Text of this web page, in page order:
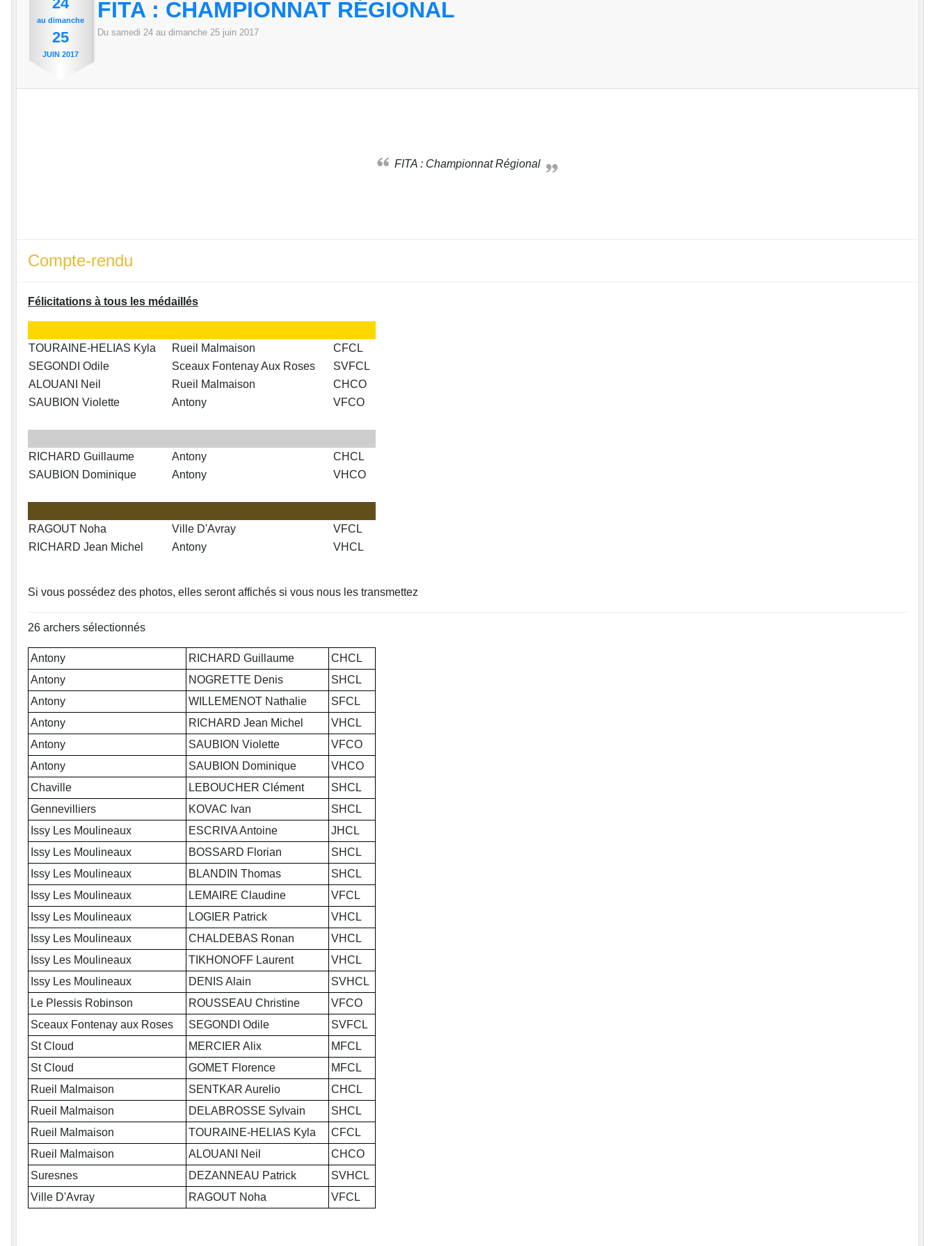
au dimanche
25
JUIN 2017
FITA : CHAMPIONNAT RÉGIONAL
Du samedi 24 au dimanche 25 juin 2017
FITA : Championnat Régional
Compte-rendu
Félicitations à tous les médaillés
TOURAINE-HELIAS Kyla Rueil Malmaison
CFCL
SEGONDI Odile
Sceaux Fontenay Aux Roses
SVFCL
ALOUANI Neil
Rueil Malmaison
CHCO
SAUBION Violette
Antony VFCO
RICHARD Guillaume Antony
CHCL
SAUBION Dominique
Antony VHCO
RAGOUT Noha Ville D'Avray
VFCL
RICHARD Jean Michel
Antony VHCL
Si vous possédez des photos, elles seront affichés si vous nous les transmettez
26 archers sélectionnés
Antony RICHARD Guillaume
CHCL
Antony
NOGRETTE Denis
SHCL
Antony
WILLEMENOT Nathalie
SFCL
Antony
RICHARD Jean Michel
VHCL
Antony
SAUBION Violette
VFCO
Antony
SAUBION Dominique
VHCO
Chaville
LEBOUCHER Clément
SHCL
Gennevilliers
KOVAC Ivan
SHCL
Issy Les Moulineaux
ESCRIVA Antoine
JHCL
Issy Les Moulineaux
BOSSARD Florian
SHCL
Issy Les Moulineaux
BLANDIN Thomas
SHCL
Issy Les Moulineaux
LEMAIRE Claudine
VFCL
Issy Les Moulineaux
LOGIER Patrick
VHCL
Issy Les Moulineaux
CHALDEBAS Ronan
VHCL
Issy Les Moulineaux
TIKHONOFF Laurent
VHCL
Issy Les Moulineaux
DENIS Alain
SVHCL
Le Plessis Robinson
ROUSSEAU Christine
VFCO
Sceaux Fontenay aux Roses
SEGONDI Odile
SVFCL
St Cloud
MERCIER Alix
MFCL
St Cloud
GOMET Florence
MFCL
Rueil Malmaison
SENTKAR Aurelio
CHCL
Rueil Malmaison
DELABROSSE Sylvain
SHCL
Rueil Malmaison
TOURAINE-HELIAS Kyla
CFCL
Rueil Malmaison
ALOUANI Neil
CHCO
Suresnes
DEZANNEAU Patrick
SVHCL
Ville D'Avray
RAGOUT Noha VFCL